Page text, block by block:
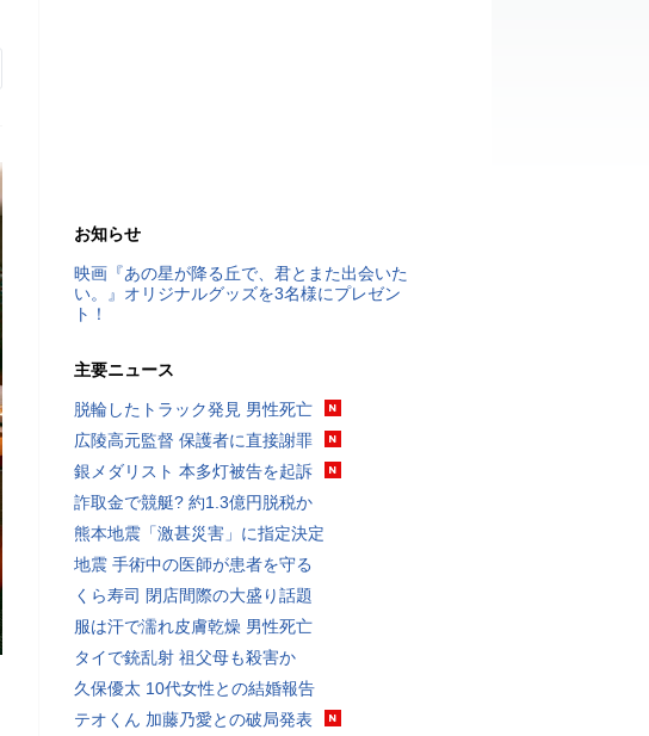
お知らせ
映画『あの星が降る丘で、君とまた出会いた
い。』オリジナルグッズを3名様にプレゼン
ト！
主要ニュース
脱輪したトラック発見 男性死亡
広陵高元監督 保護者に直接謝罪
銀メダリスト 本多灯被告を起訴
詐取金で競艇? 約1.3億円脱税か
熊本地震「激甚災害」に指定決定
地震 手術中の医師が患者を守る
くら寿司 閉店間際の大盛り話題
服は汗で濡れ皮膚乾燥 男性死亡
タイで銃乱射 祖父母も殺害か
久保優太 10代女性との結婚報告
テオくん 加藤乃愛との破局発表